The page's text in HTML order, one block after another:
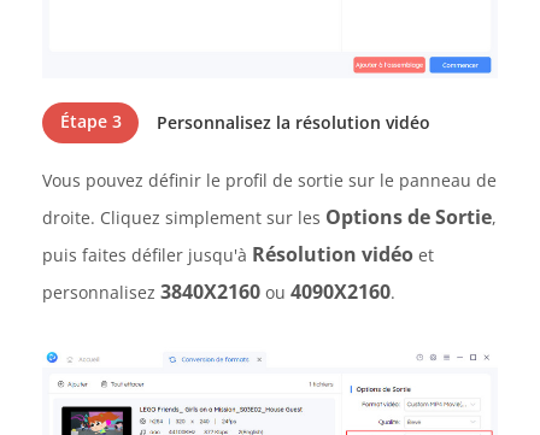
Étape 3 Personnalisez la résolution vidéo
Vous pouvez définir le profil de sortie sur le panneau de
droite. Cliquez simplement sur les Options de Sortie,
puis faites défiler jusqu'à Résolution vidéo et
personnalisez 3840X2160 ou 4090X2160.